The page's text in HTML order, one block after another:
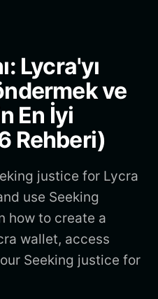
Lycra'yı
ve
En İyi
Rehberi)
justice for Lycra
use Seeking
how to create a
wallet, access
Seeking justice for